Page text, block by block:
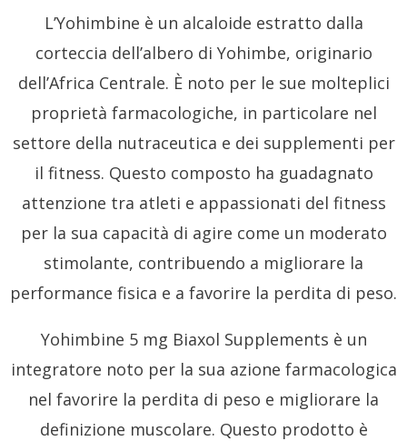
L’Yohimbine è un alcaloide estratto dalla
corteccia dell’albero di Yohimbe, originario
dell’Africa Centrale. È noto per le sue molteplici
proprietà farmacologiche, in particolare nel
settore della nutraceutica e dei supplementi per
il fitness. Questo composto ha guadagnato
attenzione tra atleti e appassionati del fitness
per la sua capacità di agire come un moderato
stimolante, contribuendo a migliorare la
performance fisica e a favorire la perdita di peso.
Yohimbine 5 mg Biaxol Supplements è un
integratore noto per la sua azione farmacologica
nel favorire la perdita di peso e migliorare la
definizione muscolare. Questo prodotto è